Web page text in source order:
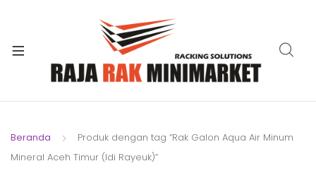
Beranda
Produk dengan tag “Rak Galon Aqua Air Minum
Mineral Aceh Timur (Idi Rayeuk)”